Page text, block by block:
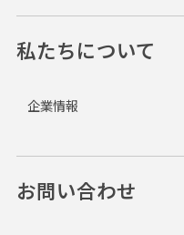
私たちについて
企業情報
お問い合わせ